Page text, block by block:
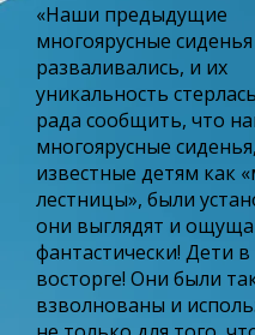
«Наши предыдущие
многоярусные сиденья
разваливались, и их
уникальность
рада сообщить, что
многоярусные сиденья,
известные детям как
лестницы», были
они выглядят и
фантастически! Дети
восторге! Они были
взволнованы и